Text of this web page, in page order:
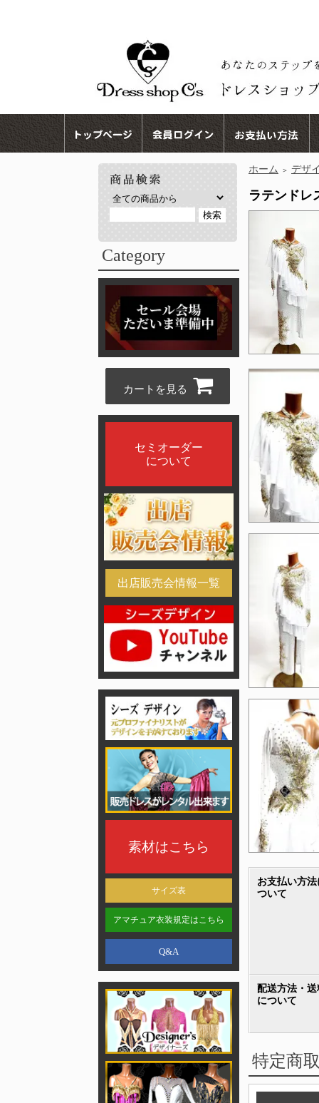
Category
カートを見る
セミオーダー
について
出店販売会情報一覧
素材はこちら
サイズ表
アマチュア衣装規定はこちら
Q&A
ホーム ＞ デザ
ラテンドレ
お支払い方法
ついて
配送方法・送
について
特定商